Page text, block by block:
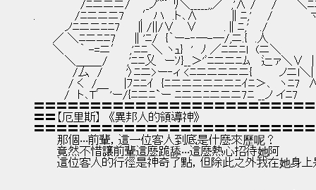
/ﾆニニニ/　　_ノ^¨´ﾘ＼_____,,／　,'∧ /　　/　　 ＼
.　　　　　/ﾆニニニ7　　,′ハ　.ト､∧　　　　∥ﾆ,'　　/　　 　　
ノﾆニニﾆﾆ7 　 ∥/||/∨　 ∨　 　　.∥ﾆ,'　 ./　　　　　
／ ＼ﾆニﾆﾆ7　　∥'ﾆ/　{｀ー-‐─-─/,ニ.{　.人　　　　　
＼　　｀ -=ニ′　,'ﾆﾆ_＼ ヽｭ}　'　ﾉ ／ﾆニﾆl　(ニ＼　　　
＼＿＿_/　　 ,'ﾆﾆ乂　ーｿ}__＞'ﾞﾆニニﾆﾑ　 辷ァ＼∨
/厶　/　　　'〉ﾆニ>ー‐ィ <ﾆニニニニニ{ 　　　ノニl＼
/ く　/＿　　|ﾌﾆﾆｲ　{ﾆニニニニニニﾆｲﾆ＞､　ヽﾆ7　
/　ト､Tﾞ　 'ー/{ﾆニﾆ`ー ﾆニニﾆニニニ7ﾆ __ノ イﾆ
〓〓〓〓〓〓〓〓〓〓〓〓〓〓〓〓〓〓〓〓〓〓〓〓
〓〓【厄里斯】　《異邦人的領導神》
〓〓〓〓〓〓〓〓〓〓〓〓〓〓〓〓〓〓〓〓〓〓〓〓
那個‧‧‧前輩，這一位客人到底是什麼來歷呢？
竟然不惜讓前輩這麼跪舔‧‧‧這麼熱心招待她阿
這位客人的行徑是神奇了點，但除此之外我在她身上